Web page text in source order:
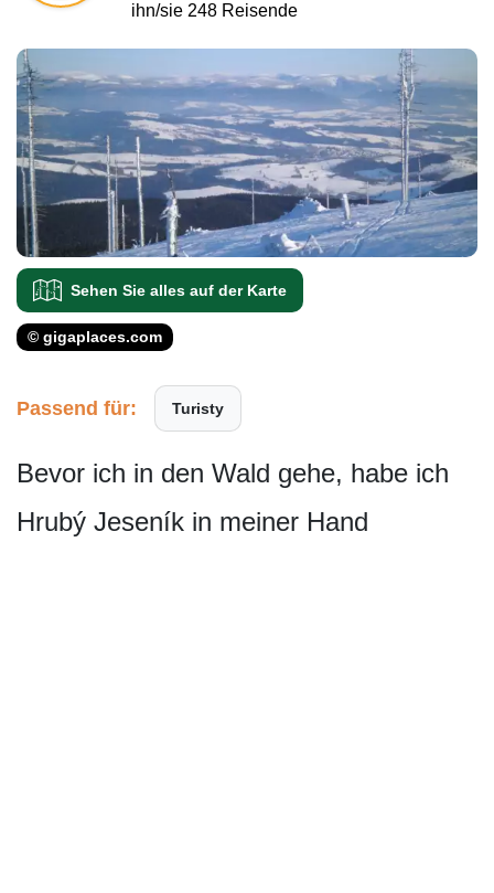
ihn/sie 248 Reisende
Sehen Sie alles auf der Karte
© gigaplaces.com
Passend für: Turisty
Bevor ich in den Wald gehe, habe ich
Hrubý Jeseník in meiner Hand